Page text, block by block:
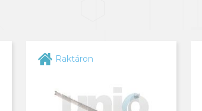
Raktáron